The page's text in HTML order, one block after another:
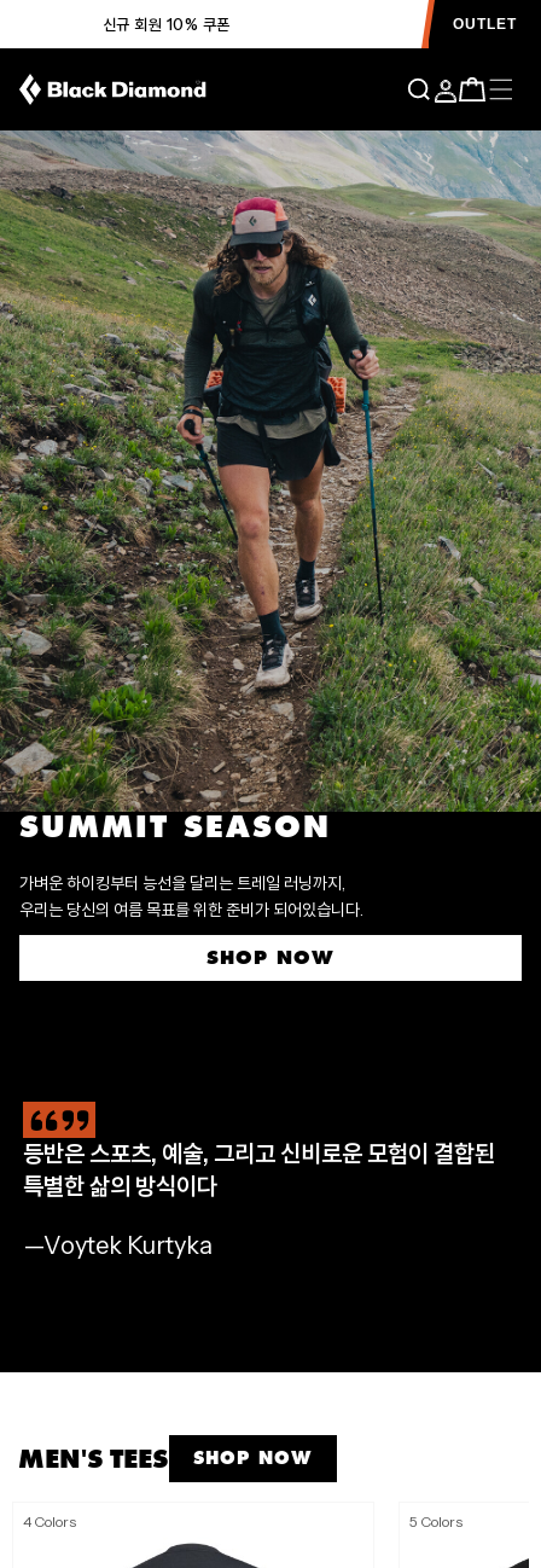
신규 회원 10% 쿠폰 OUTLET
SUMMIT SEASON
가벼운 하이킹부터 능선을 달리는 트레일 러닝까지,
우리는 당신의 여름 목표를 위한 준비가 되어있습니다.
SHOP NOW
등반은 스포츠, 예술, 그리고 신비로운 모험이 결합된
특별한 삶의 방식이다
—Voytek Kurtyka
CLIMB
완등을 위한 필수 장비
SHOP NOW
HIKE
자연으로 나아갈 완벽한 준비
SHOP NOW
RUN
멈추지 않는 산악 트레일 러닝
SHOP NOW
APPAREL
모든 아웃도어 모험을 위해
SHOP MEN'S
MEN'S TEES SHOP NOW
4 Colors 5 Colors